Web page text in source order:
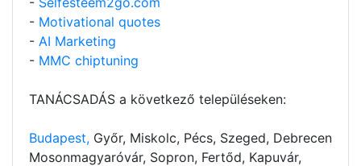
- Motivational quotes
- AI Marketing
- MMC chiptuning
TANÁCSADÁS a következő településeken:
Budapest, Győr, Miskolc, Pécs, Szeged, Debrecen
Mosonmagyaróvár, Sopron, Fertőd, Kapuvár,